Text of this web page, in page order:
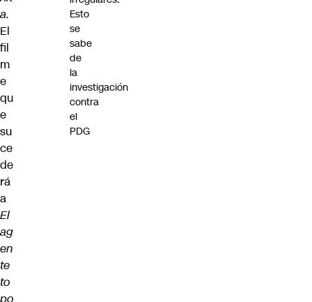
a.
El
fil
m
e
qu
e
su
ce
de
rá
a
El
ag
en
te
to
po
Esto
se
sabe
de
la
investigación
contra
el
PDG